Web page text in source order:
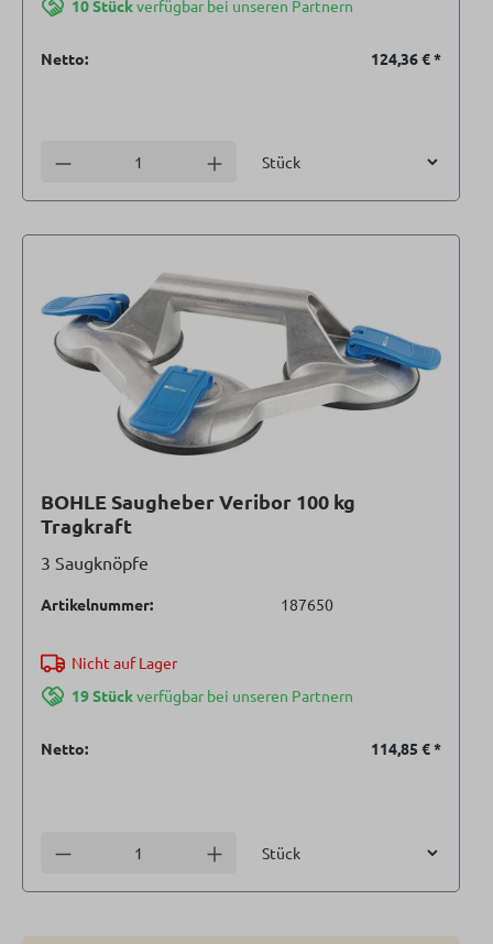
10 Stückverfügbar bei unseren Partnern
Netto: 124,36 €*
Anzahl verringern Anzahl erhöhen
BOHLE Saugheber Veribor 100 kg
Tragkraft
3 Saugknöpfe
Artikelnummer: 187650
Nicht auf Lager
19 Stückverfügbar bei unseren Partnern
Netto: 114,85 €*
Anzahl verringern Anzahl erhöhen